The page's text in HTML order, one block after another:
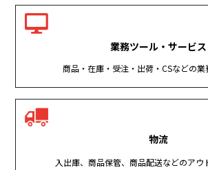
業務ツール・サービス
商品・在庫・受注・出荷・CSなどの業
物流
入出庫、商品保管、商品配送などのアウ